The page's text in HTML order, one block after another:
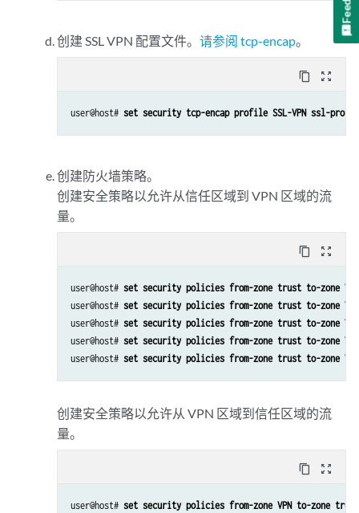
创建 SSL VPN 配置文件。 请参阅 tcp-encap。
content_copy zoom_out_map
user@host# set security tcp-encap profile SSL-VPN ssl-profile
创建防火墙策略。
创建安全策略以允许从信任区域到 VPN 区域的流
量。
content_copy zoom_out_map
user@host# set security policies from-zone trust to-zone VPN
user@host# set security policies from-zone trust to-zone VPN
user@host# set security policies from-zone trust to-zone VPN
user@host# set security policies from-zone trust to-zone VPN
user@host# set security policies from-zone trust to-zone VPN
创建安全策略以允许从 VPN 区域到信任区域的流
量。
content_copy zoom_out_map
user@host# set security policies from-zone VPN to-zone trust